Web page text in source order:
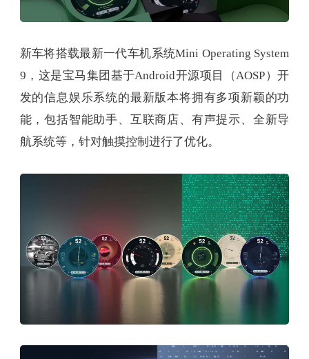
新车将搭载最新一代车机系统Mini Operating System
9，这是宝马集团基于Android开源项目（AOSP）开
发的信息娱乐系统的最新版本将拥有多项新颖的功
能，包括智能助手、互联商店、有声提示、全新导
航系统等，针对触摸控制进行了优化。